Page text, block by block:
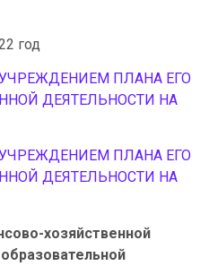
год
ПЛАНА ЕГО
ДЕЯТЕЛЬНОСТИ НА
ПЛАНА ЕГО
ДЕЯТЕЛЬНОСТИ НА
хозяйственной